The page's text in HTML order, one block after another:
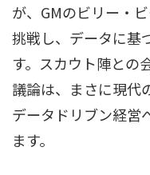
が、GMのビリー・
挑戦し、データに基
す。スカウト陣との
議論は、まさに現代
データドリブン経営
ます。